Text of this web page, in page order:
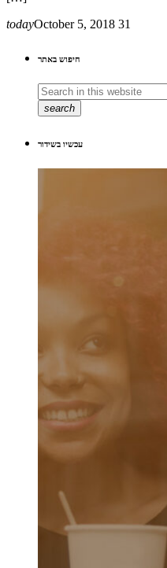
todayOctober 5, 2018 31
חיפוש באתר
search
עכשיו בשידור